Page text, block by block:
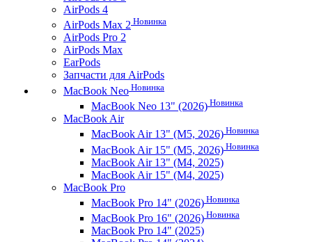
AirPods 4
AirPods Max 2 Новинка
AirPods Pro 2
AirPods Max
EarPods
Запчасти для AirPods
MacBook Neo Новинка
MacBook Neo 13" (2026) Новинка
MacBook Air
MacBook Air 13" (M5, 2026) Новинка
MacBook Air 15" (M5, 2026) Новинка
MacBook Air 13" (M4, 2025)
MacBook Air 15" (M4, 2025)
MacBook Pro
MacBook Pro 14" (2026) Новинка
MacBook Pro 16" (2026) Новинка
MacBook Pro 14" (2025)